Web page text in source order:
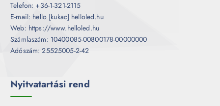
Telefon: +36-1-321-2115
E-mail: hello [kukac] helloled.hu
Web: https://www.helloled.hu
Számlaszám: 10400085-00800178-00000000
Adószám: 25525005-2-42
Nyitvatartási rend